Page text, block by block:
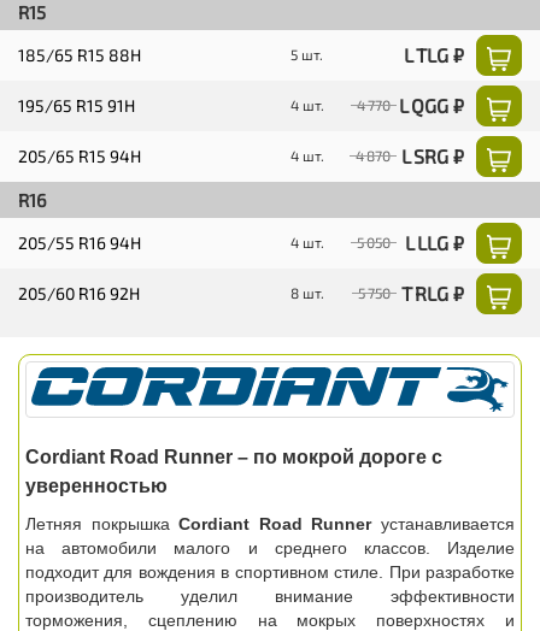
R15
185/65 R15 88H 5 шт. L TLG ₽
195/65 R15 91H 4 шт. 4 770 L QGG ₽
205/65 R15 94H 4 шт. 4 870 L SRG ₽
R16
205/55 R16 94H 4 шт. 5 050 L LLG ₽
205/60 R16 92H 8 шт. 5 750 T RLG ₽
Cordiant Road Runner – по мокрой дороге с
уверенностью
Летняя покрышкаCordiant Road Runnerустанавливается
на автомобили малого и среднего классов. Изделие
подходит для вождения в спортивном стиле. При разработке
производитель уделил внимание эффективности
торможения, сцеплению на мокрых поверхностях и